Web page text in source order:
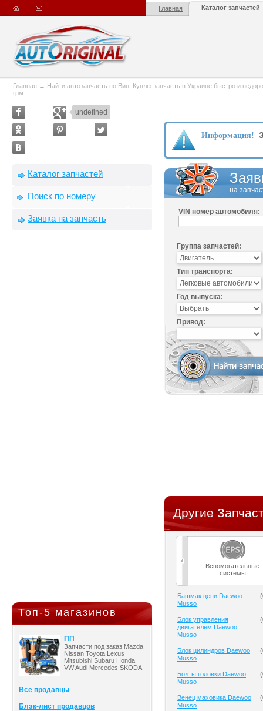
Главная Каталог запчастей
Главная → Найти автозапчасть по Вин. Куплю запчасть в Украине быстро и
грм
undefined
Каталог запчастей
Поиск по номеру
Заявка на запчасть
Топ-5 магазинов
ПП
Запчасти под заказ Mazda
Nissan Toyota Lexus
Mitsubishi Subaru Honda
VW Audi Mercedes SKODA
Все продавцы
Блэк-лист продавцов
Информация!
на
VIN номер автомобиля:
Группа запчастей:
Тип транспорта:
Год выпуска:
Привод:
Другие
Вспомогательные
системы
Башмак цепи Daewoo
Musso
(
Блок управления
двигателем Daewoo
Musso
(
Блок цилиндров Daewoo
Musso
(
Болты головки Daewoo
Musso
(
Венец маховика Daewoo
Musso
(